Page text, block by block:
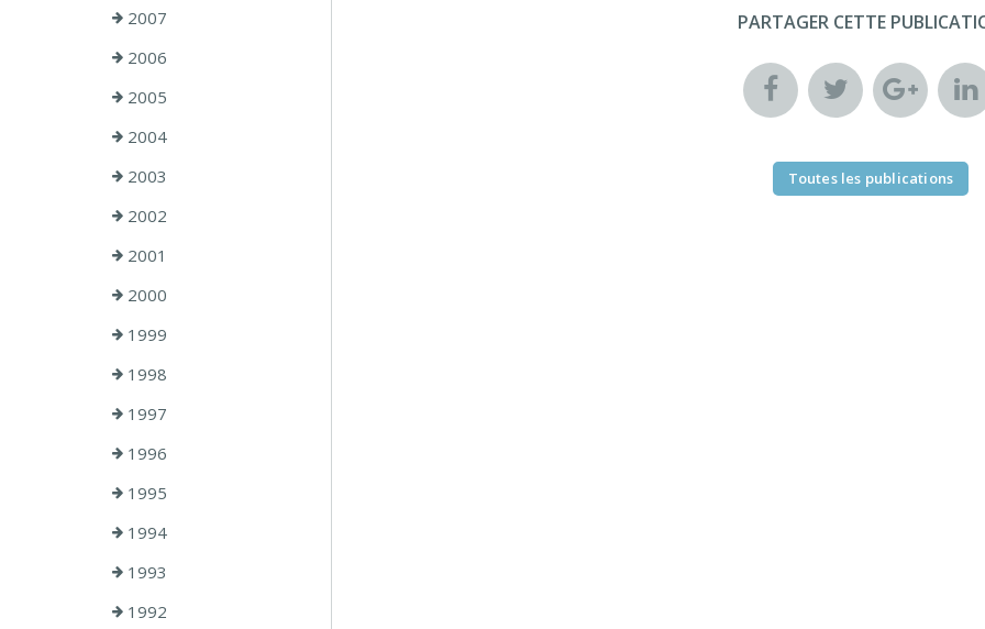
2007
2006
2005
2004
2003
2002
2001
2000
1999
1998
1997
1996
1995
1994
1993
1992
PARTAGER CETTE
Toutes les publications